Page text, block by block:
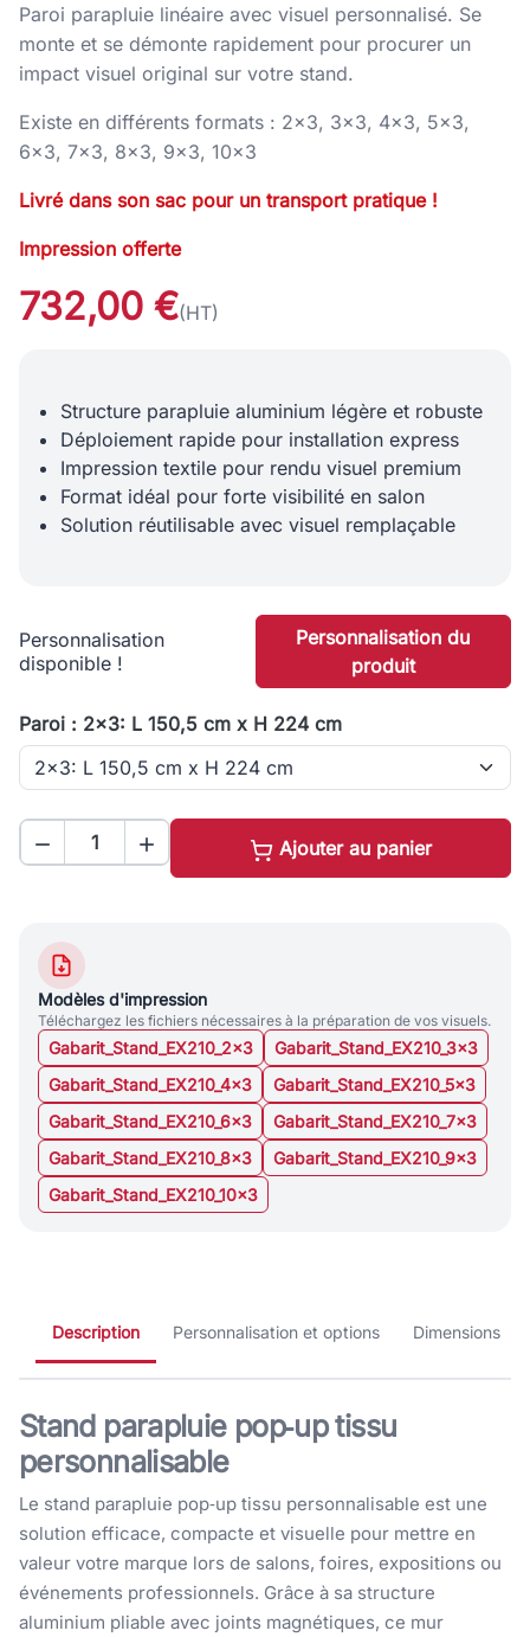
Paroi parapluie linéaire avec visuel personnalisé. Se
monte et se démonte rapidement pour procurer un
impact visuel original sur votre stand.
Existe en différents formats : 2x3, 3x3, 4x3, 5x3,
6x3, 7x3, 8x3, 9x3, 10x3
Livré dans son sac pour un transport pratique !
Impression offerte
732,00 €(HT)
Structure parapluie aluminium légère et robuste
Déploiement rapide pour installation express
Impression textile pour rendu visuel premium
Format idéal pour forte visibilité en salon
Solution réutilisable avec visuel remplaçable
Personnalisation
disponible !
Personnalisation du
produit
Paroi : 2x3: L 150,5 cm x H 224 cm
  Ajouter au panier
Modèles d'impression
Téléchargez les fichiers nécessaires à la préparation de vos visuels.
Gabarit_Stand_EX210_2x3
Gabarit_Stand_EX210_3x3
Gabarit_Stand_EX210_4x3
Gabarit_Stand_EX210_5x3
Gabarit_Stand_EX210_6x3
Gabarit_Stand_EX210_7x3
Gabarit_Stand_EX210_8x3
Gabarit_Stand_EX210_9x3
Gabarit_Stand_EX210_10x3
Description Personnalisation et options Dimensions
Stand parapluie pop‑up tissu
personnalisable
Le stand parapluie pop‑up tissu personnalisable est une
solution efficace, compacte et visuelle pour mettre en
valeur votre marque lors de salons, foires, expositions ou
événements professionnels. Grâce à sa structure
aluminium pliable avec joints magnétiques, ce mur